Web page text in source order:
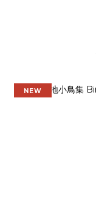
NEW